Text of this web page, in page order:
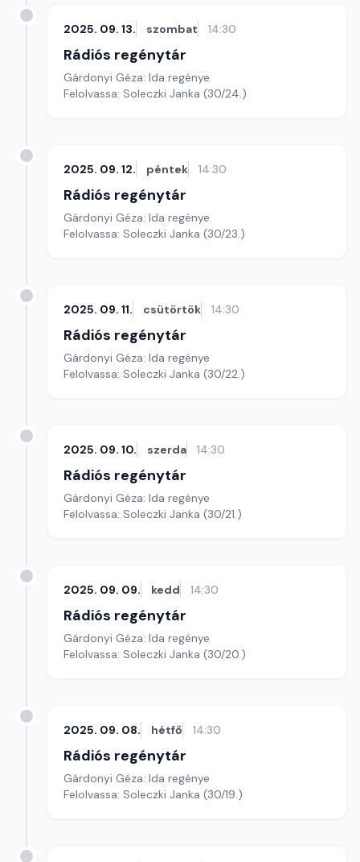
2025. 09. 13. szombat 14:30
Rádiós regénytár
Gárdonyi Géza: Ida regénye
Felolvassa: Soleczki Janka (30/24.)
2025. 09. 12. péntek 14:30
Rádiós regénytár
Gárdonyi Géza: Ida regénye
Felolvassa: Soleczki Janka (30/23.)
2025. 09. 11. csütörtök 14:30
Rádiós regénytár
Gárdonyi Géza: Ida regénye
Felolvassa: Soleczki Janka (30/22.)
2025. 09. 10. szerda 14:30
Rádiós regénytár
Gárdonyi Géza: Ida regénye
Felolvassa: Soleczki Janka (30/21.)
2025. 09. 09. kedd 14:30
Rádiós regénytár
Gárdonyi Géza: Ida regénye
Felolvassa: Soleczki Janka (30/20.)
2025. 09. 08. hétfő 14:30
Rádiós regénytár
Gárdonyi Géza: Ida regénye
Felolvassa: Soleczki Janka (30/19.)